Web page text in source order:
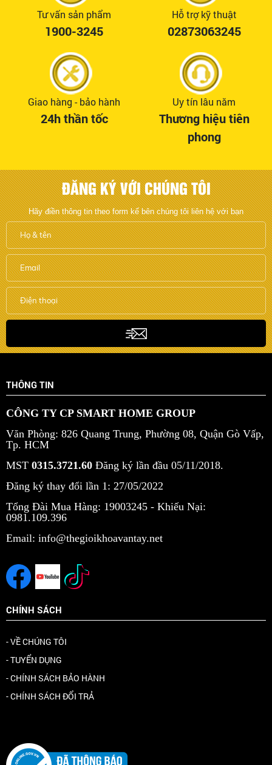
Tư vấn sản phẩm
1900-3245
Hỗ trợ kỹ thuật
02873063245
Giao hàng - bảo hành
24h thần tốc
Uy tín lâu năm
Thương hiệu tiên
phong
ĐĂNG KÝ VỚI CHÚNG TÔI
Hãy điền thông tin theo form kế bên chúng tôi liên hệ với bạn
THÔNG TIN
CÔNG TY CP SMART HOME GROUP
Văn Phòng: 826 Quang Trung, Phường 08, Quận Gò Vấp,
Tp. HCM
MST 0315.3721.60 Đăng ký lần đầu 05/11/2018.
Đăng ký thay đổi lần 1: 27/05/2022
Tổng Đài Mua Hàng: 19003245 - Khiếu Nại:
0981.109.396
Email: info@thegioikhoavantay.net
CHÍNH SÁCH
- VỀ CHÚNG TÔI
- TUYỂN DỤNG
- CHÍNH SÁCH BẢO HÀNH
- CHÍNH SÁCH ĐỔI TRẢ